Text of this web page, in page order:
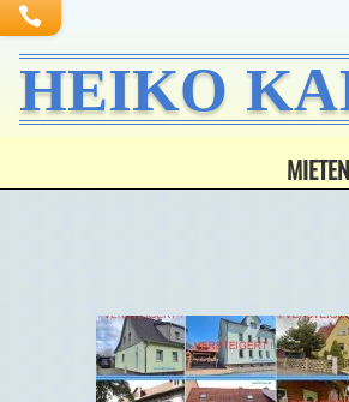
HEIKO
MIETEN